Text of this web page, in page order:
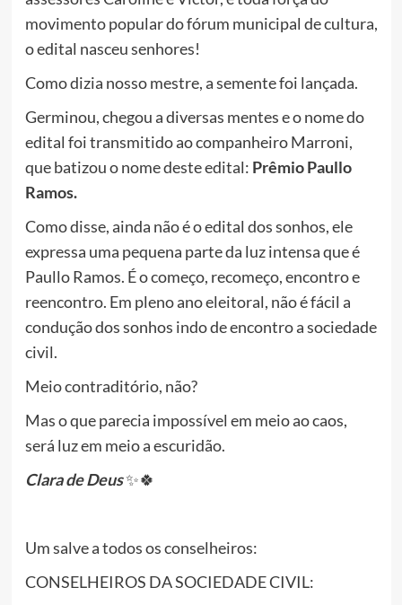
movimento popular do fórum municipal de cultura,
o edital nasceu senhores!
Como dizia nosso mestre, a semente foi lançada.
Germinou, chegou a diversas mentes e o nome do
edital foi transmitido ao companheiro Marroni,
que batizou o nome deste edital: Prêmio Paullo
Ramos.
Como disse, ainda não é o edital dos sonhos, ele
expressa uma pequena parte da luz intensa que é
Paullo Ramos. É o começo, recomeço, encontro e
reencontro. Em pleno ano eleitoral, não é fácil a
condução dos sonhos indo de encontro a sociedade
civil.
Meio contraditório, não?
Mas o que parecia impossível em meio ao caos,
será luz em meio a escuridão.
Clara de Deus✨🍀
Um salve a todos os conselheiros:
CONSELHEIROS DA SOCIEDADE CIVIL: